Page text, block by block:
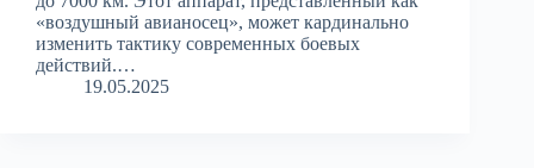
«воздушный авианосец», может кардинально
изменить тактику современных боевых
действий.…
19.05.2025